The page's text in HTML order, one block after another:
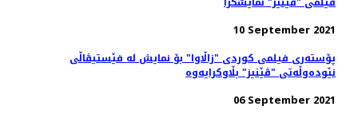
10 September 2021
پۆستەری فیلمی کوردی "زاڵاوا" بۆ نمایش لە فێستیڤاڵی
نێودەوڵەتی "ڤێنیز" بڵاوکرایەوە
06 September 2021